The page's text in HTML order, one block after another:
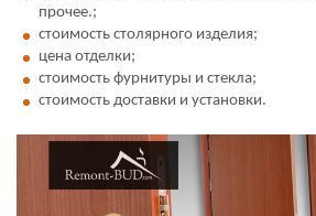
прочее.;
стоимость столярного изделия;
цена отделки;
стоимость фурнитуры и стекла;
стоимость доставки и установки.